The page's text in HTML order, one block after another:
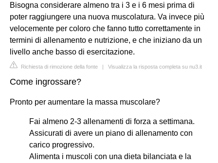
Bisogna considerare almeno tra i 3 e i 6 mesi prima di
poter raggiungere una nuova muscolatura. Va invece più
velocemente per coloro che fanno tutto correttamente in
termini di allenamento e nutrizione, e che iniziano da un
livello anche basso di esercitazione.
Richiesta di rimozione della fonte | Visualizza la risposta completa su nu3.it
Come ingrossare?
Pronto per aumentare la massa muscolare?
Fai almeno 2-3 allenamenti di forza a settimana.
Assicurati di avere un piano di allenamento con
carico progressivo.
Alimenta i muscoli con una dieta bilanciata e la